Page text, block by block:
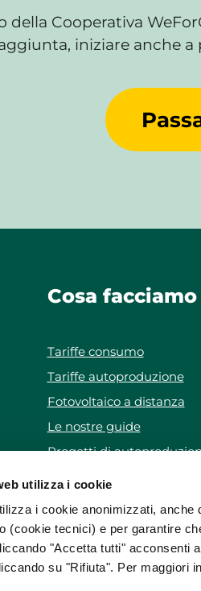
utilizza i cookie
i cookie anonimizzati,
(cookie tecnici) e per garantire
"Accetta tutti" acconsenti
su "Rifiuta". Per maggiori
della Cooperativa
iniziare anche
Cosa facciamo
Tariffe consumo
Tariffe autoproduzione
Fotovoltaico a distanza
Le nostre guide
Progetti di
Progetto WeForYou